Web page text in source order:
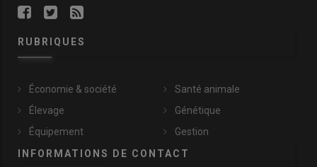
230 truies naisseur engraisseur
Génétique : truies Libra Star et verrats Maxter (Hypor)
2 ateliers avicoles (poules pondeuses et chair)
RUBRIQUES
Économie & société
Élevage
Équipement
Santé animale
Génétique
Gestion
INFORMATIONS DE CONTACT